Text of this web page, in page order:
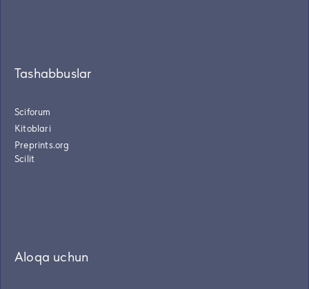
Tashabbuslar
Sciforum
Kitoblari
Preprints.org
Scilit
Aloqa uchun